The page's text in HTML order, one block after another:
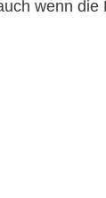
wenn die